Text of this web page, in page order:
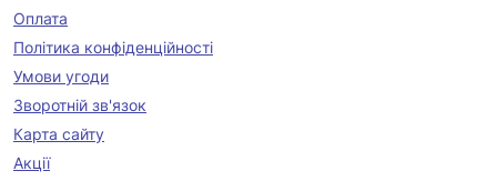
Оплата
Політика конфіденційності
Умови угоди
Зворотній зв'язок
Карта сайту
Акції